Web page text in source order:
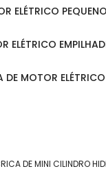
ELÉTRICO PEQUENO
ELÉTRICO
DE MOTOR
DE MINI CILINDRO